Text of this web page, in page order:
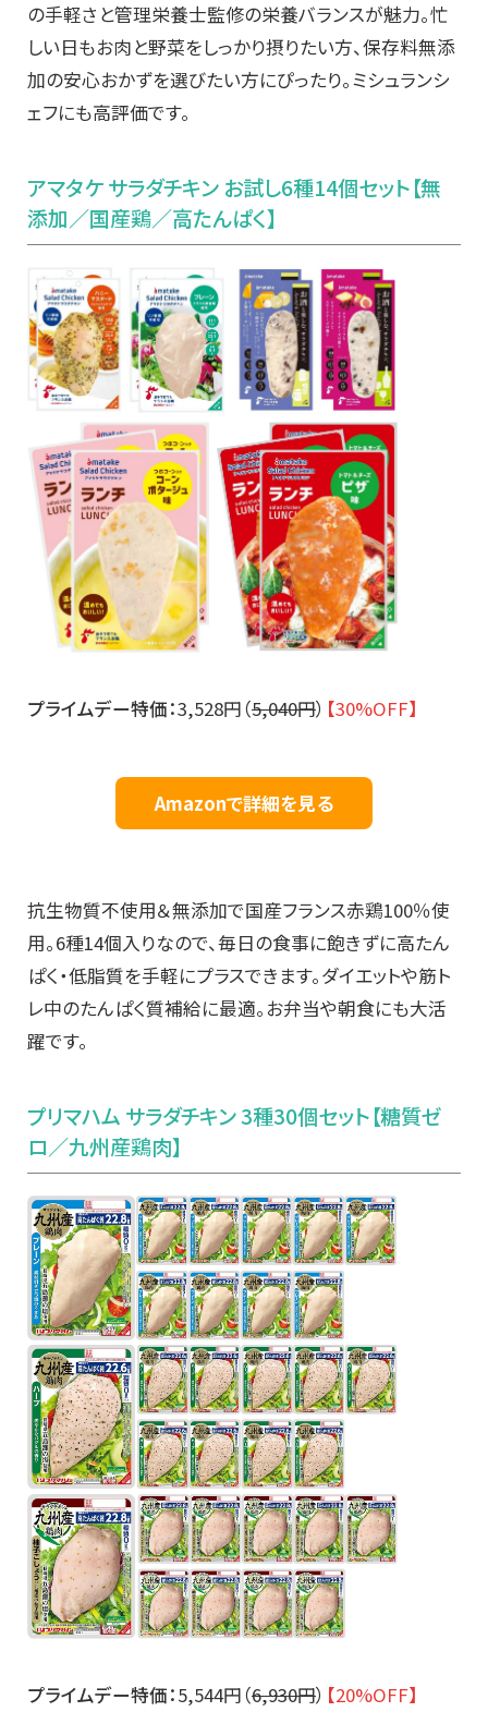
の手軽さと管理栄養士監修の栄養バランスが魅力。忙
しい日もお肉と野菜をしっかり摂りたい方、保存料無添
加の安心おかずを選びたい方にぴったり。ミシュランシ
ェフにも高評価です。
アマタケ サラダチキン お試し6種14個セット【無
添加／国産鶏／高たんぱく】
プライムデー特価：3,528円（5,040円） 【30%OFF】
Amazonで詳細を見る
抗生物質不使用＆無添加で国産フランス赤鶏100％使
用。6種14個入りなので、毎日の食事に飽きずに高たん
ぱく・低脂質を手軽にプラスできます。ダイエットや筋ト
レ中のたんぱく質補給に最適。お弁当や朝食にも大活
躍です。
プリマハム サラダチキン 3種30個セット【糖質ゼ
ロ／九州産鶏肉】
プライムデー特価：5,544円（6,930円） 【20%OFF】